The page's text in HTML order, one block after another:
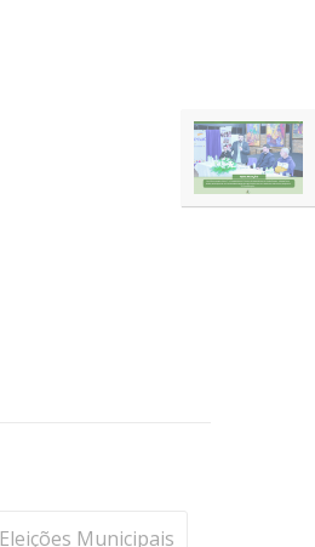
Eleições Municipais